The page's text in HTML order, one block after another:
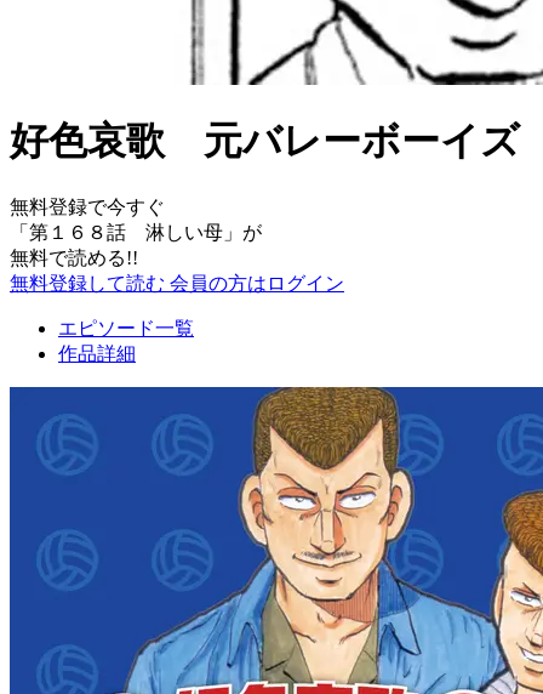
好色哀歌 元バレーボーイズ
無料登録で今すぐ
「 第１６８話 淋しい母 」が
無料で読める!!
無料登録して読む 会員の方はログイン
エピソード一覧
作品詳細